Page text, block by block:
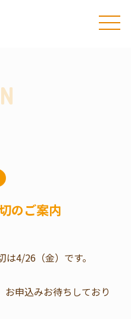
のご案内
4/26（金）です。
お申込みお待ちしており